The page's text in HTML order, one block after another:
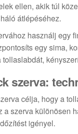
ellen, akik túl
átlépéséhez.
használj egy
egy sima,
szerva:
célja, hogy a
a szerva különösen
igényel.